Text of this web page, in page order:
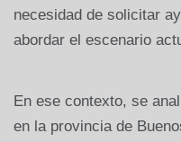
necesidad de solicitar
abordar el escenario
En ese contexto, se
en la provincia de